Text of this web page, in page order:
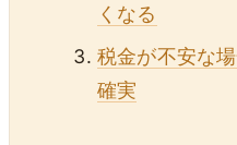
くなる
税金が不安な
確実